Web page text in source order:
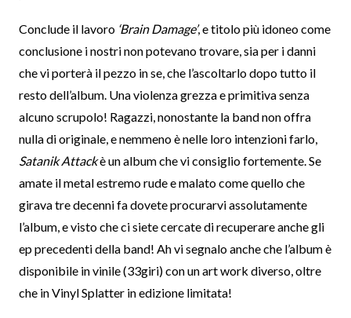
Conclude il lavoro ‘Brain Damage’, e titolo più idoneo come
conclusione i nostri non potevano trovare, sia per i danni
che vi porterà il pezzo in se, che l’ascoltarlo dopo tutto il
resto dell’album. Una violenza grezza e primitiva senza
alcuno scrupolo! Ragazzi, nonostante la band non offra
nulla di originale, e nemmeno è nelle loro intenzioni farlo,
Satanik Attackè un album che vi consiglio fortemente. Se
amate il metal estremo rude e malato come quello che
girava tre decenni fa dovete procurarvi assolutamente
l’album, e visto che ci siete cercate di recuperare anche gli
ep precedenti della band! Ah vi segnalo anche che l’album è
disponibile in vinile (33giri) con un art work diverso, oltre
che in Vinyl Splatter in edizione limitata!